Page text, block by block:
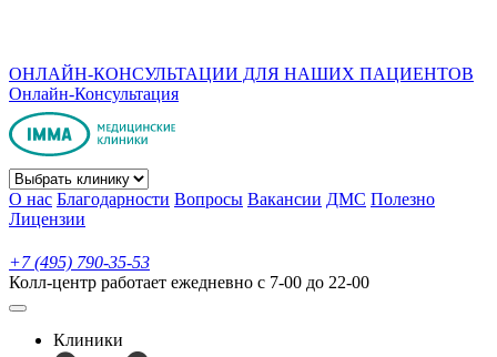
ОНЛАЙН-КОНСУЛЬТАЦИИ ДЛЯ НАШИХ ПАЦИЕНТОВ
Онлайн-Консультация
О нас Благодарности Вопросы Вакансии ДМС Полезно
Лицензии
+7 (495) 790-35-53
Колл-центр работает ежедневно с 7-00 до 22-00
Клиники